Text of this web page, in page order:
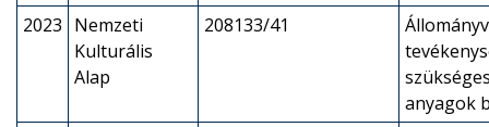
2023 Nemzeti
Kulturális
Alap
208133/41
anyagok